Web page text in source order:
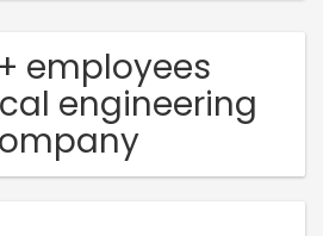
employees
engineering